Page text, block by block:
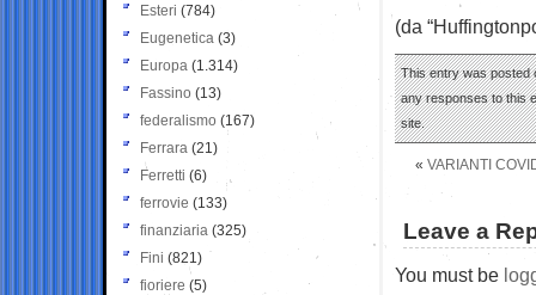
(da
This entry was posted
any responses to this
site.
« VARIANTI
Leave a
You must be
Esteri (784)
Eugenetica (3)
Europa (1.314)
Fassino (13)
federalismo (167)
Ferrara (21)
Ferretti (6)
ferrovie (133)
finanziaria (325)
Fini (821)
fioriere (5)